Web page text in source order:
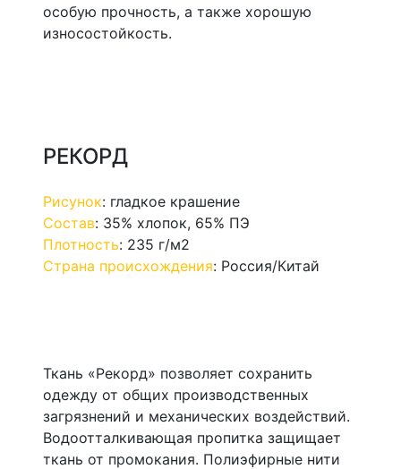
особую прочность, а также хорошую
износостойкость.
РЕКОРД
Рисунок: гладкое крашение
Состав: 35% хлопок, 65% ПЭ
Плотность: 235 г/м2
Страна происхождения: Россия/Китай
Ткань «Рекорд» позволяет сохранить
одежду от общих производственных
загрязнений и механических воздействий.
Водоотталкивающая пропитка защищает
ткань от промокания. Полиэфирные нити